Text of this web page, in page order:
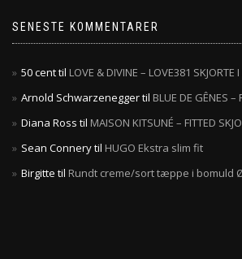
SENESTE KOMMENTARER
50 centtil LOVE & DIVINE – LOVE381 SKJORTE
Arnold Schwarzeneggertil BLUE DE GÊNES –
Diana Ross til MAISON KITSUNÉ – FITTED
Sean Connerytil HUGO Ekstra slim fit
Birgitte til Rundt creme/sort tæppe i bomuld